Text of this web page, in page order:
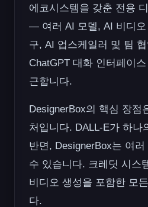
에코시스템을 갖춘 전용
— 여러 AI 모델, AI 비디오
구, AI 업스케일러 및 팀
ChatGPT 대화 인터페이
근합니다.
DesignerBox의 핵심 장점
처입니다. DALL-E가 하나
반면, DesignerBox는 여
수 있습니다. 크레딧 시스
비디오 생성을 포함한 모
다.